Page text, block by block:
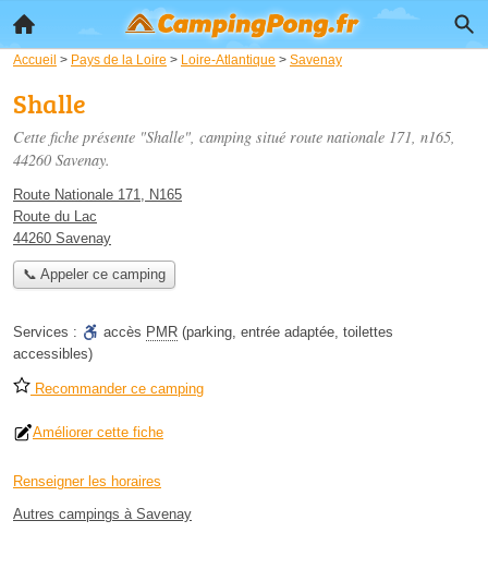
Accueil > Pays de la Loire > Loire-Atlantique > Savenay
Shalle
Cette fiche présente "Shalle", camping situé route nationale 171, n165,
44260 Savenay.
Route Nationale 171, N165
Route du Lac
44260 Savenay
📞 Appeler ce camping
Services : accès PMR (parking, entrée adaptée, toilettes
accessibles)
Recommander ce camping
Améliorer cette fiche
Renseigner les horaires
Autres campings à Savenay